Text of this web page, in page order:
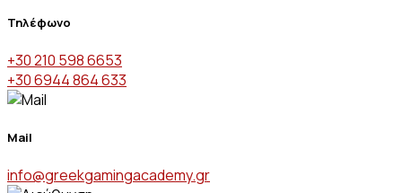
Τηλέφωνο
+30 210 598 6653
+30 6944 864 633
Mail
info@greekgamingacademy.gr